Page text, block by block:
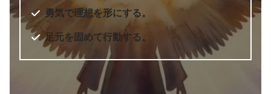
訳者 奥野節子
出版社 ダイヤモンド社
2010年7月
6桁のエンジェルナンバー
勇気で理想を形にする。
足元を固めて行動する。